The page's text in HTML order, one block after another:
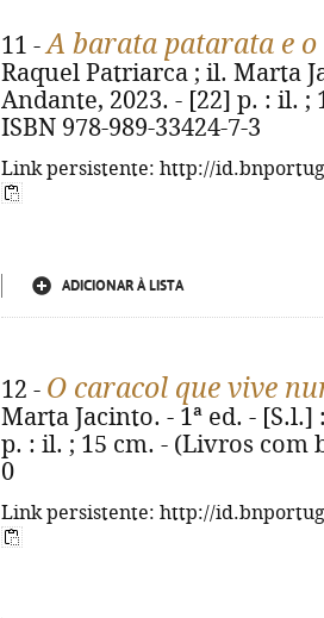
11 -A barata patarata e
Raquel Patriarca ; il. Marta
Andante, 2023. - [22] p. : il.
ISBN 978-989-33424-7-3
Link persistente: http://
ADICIONAR À LISTA
12 - O caracol que vive
Marta Jacinto. - 1ª ed. -
p. : il. ; 15 cm. - (Livros com
0
Link persistente: http://